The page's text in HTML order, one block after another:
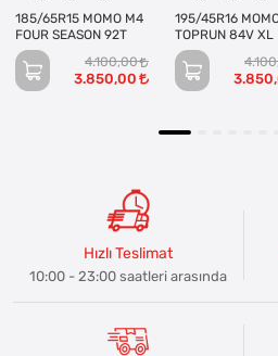
185/65R15 MOMO M4
FOUR SEASON 92T
4.100,00
3.850,00
195/45R16 MOMO M30
TOPRUN 84V XL
Hızlı Teslimat
10:00 - 23:00 saatleri arasında